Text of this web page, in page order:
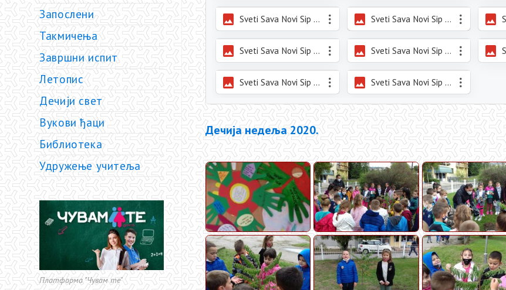
Sveti Sava Novi Sip 2021_9.jpeg Sveti Sava Novi Sip 2021_10.jpeg
Sveti Sava Novi Sip 2021_13.jpeg Sveti Sava Novi Sip 2021_14.jpeg
Sveti Sava Novi Sip 2021_17.jpeg Sveti Sava Novi Sip 2021_18.jpeg
Дечија недеља 2020.
Запослени
Такмичења
Завршни испит
Летопис
Дечији свет
Вукови ђаци
Библиотека
Удружење учитеља
Платформа "Чувам те"